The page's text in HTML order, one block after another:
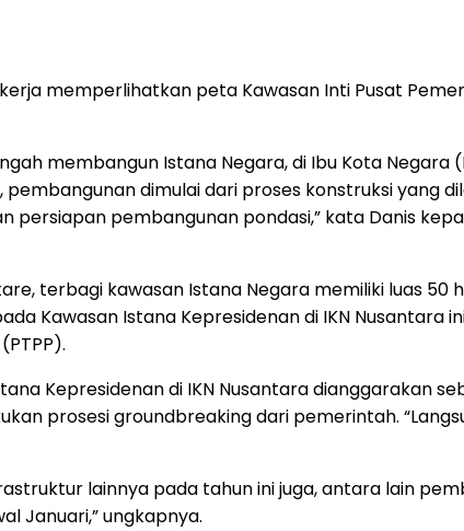
memperlihatkan peta Kawasan Inti Pusat
membangun Istana Negara, di Ibu Kota Negara
dimulai dari proses konstruksi yang
persiapan pembangunan pondasi,” kata Danis
terbagi kawasan Istana Negara memiliki luas 50
Kawasan Istana Kepresidenan di IKN Nusantara
Kepresidenan di IKN Nusantara dianggarakan
prosesi groundbreaking dari pemerintah.
lainnya pada tahun ini juga, antara lain
Januari,” ungkapnya.